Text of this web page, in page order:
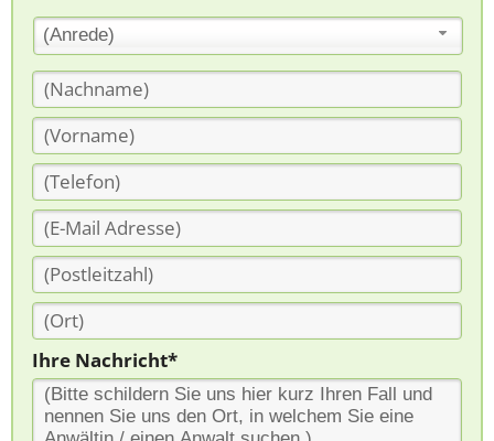
(Anrede)
Ihre Nachricht*